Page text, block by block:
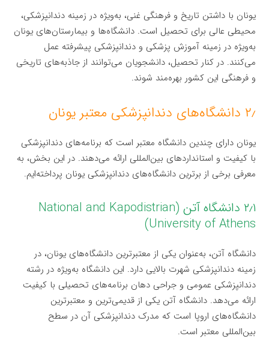
یونان با داشتن تاریخ و فرهنگی غنی، به‌ویژه در زمینه دندانپزشکی،
محیطی عالی برای تحصیل است. دانشگاه‌ها و بیمارستان‌های یونان
به‌ویژه در زمینه آموزش پزشکی و دندانپزشکی پیشرفته عمل
می‌کنند. در کنار تحصیل، دانشجویان می‌توانند از جاذبه‌های تاریخی
و فرهنگی این کشور بهره‌مند شوند.
۲٫ دانشگاه‌های دندانپزشکی معتبر یونان
یونان دارای چندین دانشگاه معتبر است که برنامه‌های دندانپزشکی
با کیفیت و استانداردهای بین‌المللی ارائه می‌دهند. در این بخش، به
معرفی برخی از برترین دانشگاه‌های دندانپزشکی یونان پرداخته‌ایم.
۲٫۱ دانشگاه آتن (National and Kapodistrian
University of Athens)
دانشگاه آتن، به‌عنوان یکی از معتبرترین دانشگاه‌های یونان، در
زمینه دندانپزشکی شهرت بالایی دارد. این دانشگاه به‌ویژه در رشته
دندانپزشکی عمومی و جراحی دهان برنامه‌های تحصیلی با کیفیت
ارائه می‌دهد. دانشگاه آتن یکی از قدیمی‌ترین و معتبرترین
دانشگاه‌های اروپا است که مدرک دندانپزشکی آن در سطح
بین‌المللی معتبر است.